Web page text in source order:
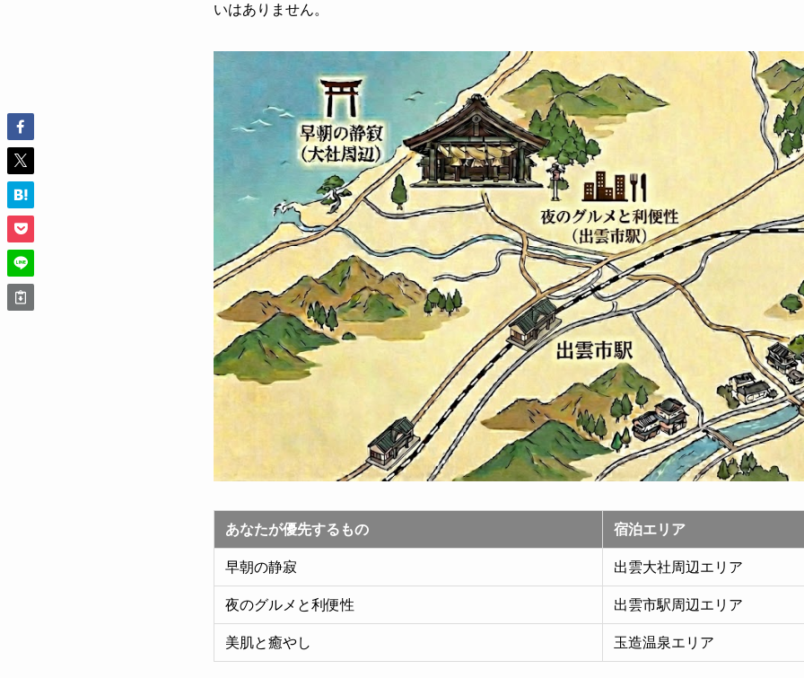
いはありません。
あなたが優先するもの 宿泊エリア
早朝の静寂 出雲大社周辺エリア
夜のグルメと利便性 出雲市駅周辺エリア
美肌と癒やし 玉造温泉エリア